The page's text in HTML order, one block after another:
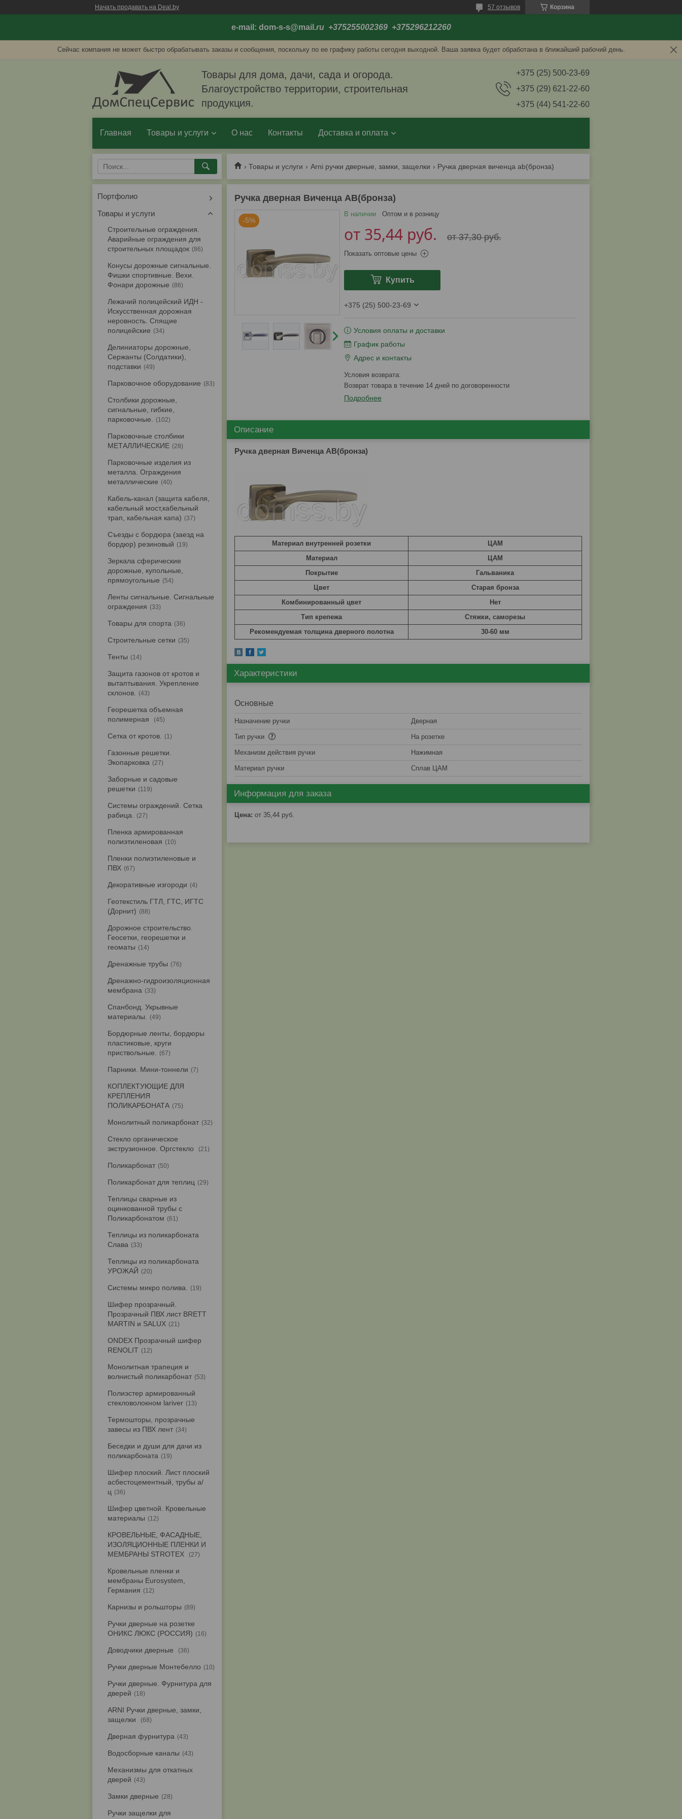
Начать продавать на Deal.by Корзина
57 отзывов
e-mail: dom-s-s@mail .ru +375255002369 +375296212260
Сейчас компания не может быстро обрабатывать заказы и сообщения, поскольку по ее графику работы сегодня выходной. Ваша заявка будет обработана в ближайший рабочий день.
Товары для дома, дачи, сада и огорода.
Благоустройство территории, строительная
продукция.
+375 (25) 500-23-69
+375 (29) 621-22-60
+375 (44) 541-22-60
Главная Товары и услуги О нас Контакты Доставка и оплата
Товары и услуги Arni ручки дверные, замки, защелки Ручка дверная виченца ab(бронза)
Ручка дверная Виченца AB(бронза)
-5%
В наличии Оптом и в розницу
от 37,30руб.
от 35,44 руб.
Показать оптовые цены
Купить
+375 (25) 500-23-69
Условия оплаты и доставки
График работы
Адрес и контакты
возврат товара в течение 14 дней по договоренности
Подробнее
Описание
Ручка дверная Виченца AB(бронза)
Материал внутренней розетки
ЦАМ
Материал
ЦАМ
Покрытие
Гальваника
Цвет
Старая бронза
Комбинированный цвет
Нет
Тип крепежа
Стяжки, саморезы
Рекомендуемая толщина дверного полотна
30-60 мм
Характеристики
Основные
Назначение ручки Дверная
Тип ручки На розетке
Механизм действия ручки Нажимная
Материал ручки Сплав ЦАМ
Информация для заказа
Цена: от 35,44 руб.
Портфолио
Товары и услуги
Строительные ограждения.
Аварийные ограждения для
строительных площадок
86
Конусы дорожные сигнальные.
Фишки спортивные. Вехи.
Фонари дорожные
86
Лежачий полицейский ИДН -
Искусственная дорожная
неровность. Спящие
полицейские
34
Делиниаторы дорожные,
Сержанты (Солдатики),
подставки
49
Парковочное оборудование 83
Столбики дорожные,
сигнальные, гибкие,
парковочные.
102
Парковочные столбики
МЕТАЛЛИЧЕСКИЕ
28
Парковочные изделия из
металла. Ограждения
металлические
40
Кабель-канал (защита кабеля,
кабельный мост,кабельный
трап, кабельная капа)
37
Съезды с бордюра (заезд на
бордюр) резиновый
19
Зеркала сферические
дорожные, купольные,
прямоугольные
54
Ленты сигнальные. Сигнальные
ограждения
33
Товары для спорта 36
Строительные сетки 35
Тенты 14
Защита газонов от кротов и
вытаптывания. Укрепление
склонов.
43
Георешетка объемная
полимерная
45
Сетка от кротов. 1
Газонные решетки.
Экопарковка
27
Заборные и садовые
решетки
119
Системы ограждений. Сетка
рабица.
27
Пленка армированная
полиэтиленовая
10
Пленки полиэтиленовые и
ПВХ
67
Декоративные изгороди 4
Геотекстиль ГТЛ, ГТС, ИГТС
(Дорнит)
88
Дорожное строительство.
Геосетки, георешетки и
геоматы
14
Дренажные трубы 76
Дренажно-гидроизоляционная
мембрана
33
Спанбонд. Укрывные
материалы.
49
Бордюрные ленты, бордюры
пластиковые, круги
приствольные.
67
Парники. Мини-тоннели 7
КОПЛЕКТУЮЩИЕ ДЛЯ
КРЕПЛЕНИЯ
ПОЛИКАРБОНАТА
75
Монолитный поликарбонат 32
Стекло органическое
экструзионное. Оргстекло
21
Поликарбонат 50
Поликарбонат для теплиц 29
Теплицы сварные из
оцинкованной трубы с
Поликарбонатом
61
Теплицы из поликарбоната
Слава
33
Теплицы из поликарбоната
УРОЖАЙ
20
Системы микро полива. 19
Шифер прозрачный.
Прозрачный ПВХ лист BRETT
MARTIN и SALUX
21
ONDEX Прозрачный шифер
RENOLIT
12
Монолитная трапеция и
волнистый поликарбонат
53
Полиэстер армированный
стекловолокном lariver
13
Термошторы, прозрачные
завесы из ПВХ лент
34
Беседки и души для дачи из
поликарбоната
19
Шифер плоский. Лист плоский
асбестоцементный, трубы а/
ц
36
Шифер цветной. Кровельные
материалы
12
КРОВЕЛЬНЫЕ, ФАСАДНЫЕ,
ИЗОЛЯЦИОННЫЕ ПЛЕНКИ И
МЕМБРАНЫ STROTEX
27
Кровельные пленки и
мембраны Eurosystem,
Германия
12
Карнизы и рольшторы 89
Ручки дверные на розетке
ОНИКС ЛЮКС (РОССИЯ)
16
Доводчики дверные 36
Ручки дверные Монтебелло 10
Ручки дверные. Фурнитура для
дверей
18
ARNI Ручки дверные, замки,
защелки
68
Дверная фурнитура 43
Водосборные каналы 43
Механизмы для откатных
дверей
43
Замки дверные 28
Ручки защелки для